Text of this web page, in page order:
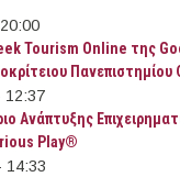
Tourism Online της
Πανεπιστημίου
12:37
Ανάπτυξης
Play®
14:33